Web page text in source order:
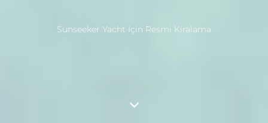
Sunseeker Yacht Için Resmi Kiralama